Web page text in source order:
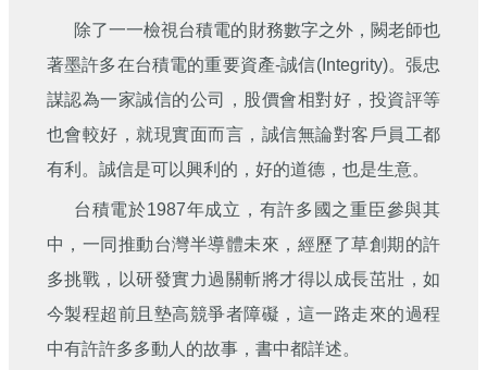
除了一一檢視台積電的財務數字之外，闕老師也
著墨許多在台積電的重要資產-誠信(Integrity)。張忠
謀認為一家誠信的公司，股價會相對好，投資評等
也會較好，就現實面而言，誠信無論對客戶員工都
有利。誠信是可以興利的，好的道德，也是生意。
台積電於1987年成立，有許多國之重臣參與其
中，一同推動台灣半導體未來，經歷了草創期的許
多挑戰，以研發實力過關斬將才得以成長茁壯，如
今製程超前且墊高競爭者障礙，這一路走來的過程
中有許許多多動人的故事，書中都詳述。